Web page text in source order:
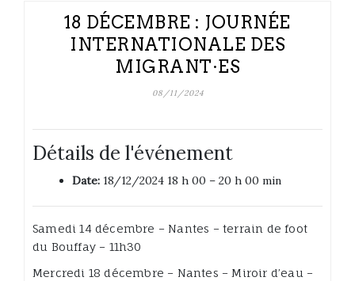
18 DÉCEMBRE : JOURNÉE
INTERNATIONALE DES
MIGRANT·ES
08/11/2024
Détails de l'événement
Date: 18/12/2024 18 h 00 – 20 h 00 min
Samedi 14 décembre – Nantes – terrain de foot
du Bouffay – 11h30
Mercredi 18 décembre – Nantes – Miroir d’eau –